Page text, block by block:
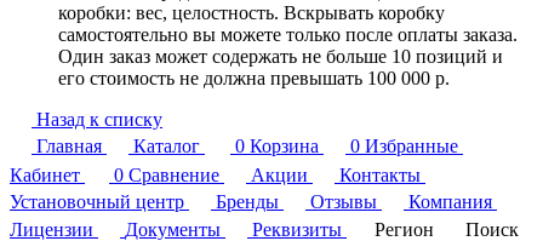
коробки: вес, целостность. Вскрывать коробку
самостоятельно вы можете только после оплаты заказа.
Один заказ может содержать не больше 10 позиций и
его стоимость не должна превышать 100 000 р.
Назад к списку
Главная
Каталог 0 Корзина 0 Избранные
Кабинет
0 Сравнение Акции
Контакты
Установочный центр
Бренды Отзывы
Компания
Лицензии
Документы Реквизиты Регион
Поиск